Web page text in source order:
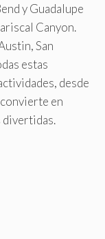
y Guadalupe
Canyon.
San
estas
desde
en
divertidas.